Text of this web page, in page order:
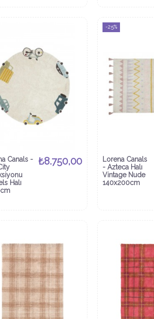
Canals -
Halı
₺8.750,00
-25%
Lorena Canals
- Azteca Halı
Vintage Nude
140x200cm